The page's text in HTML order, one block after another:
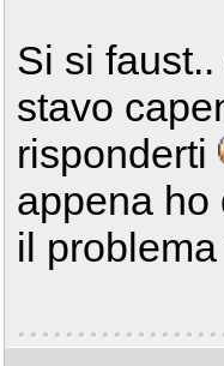
Si si
stavo
risponderti
appena ho
il